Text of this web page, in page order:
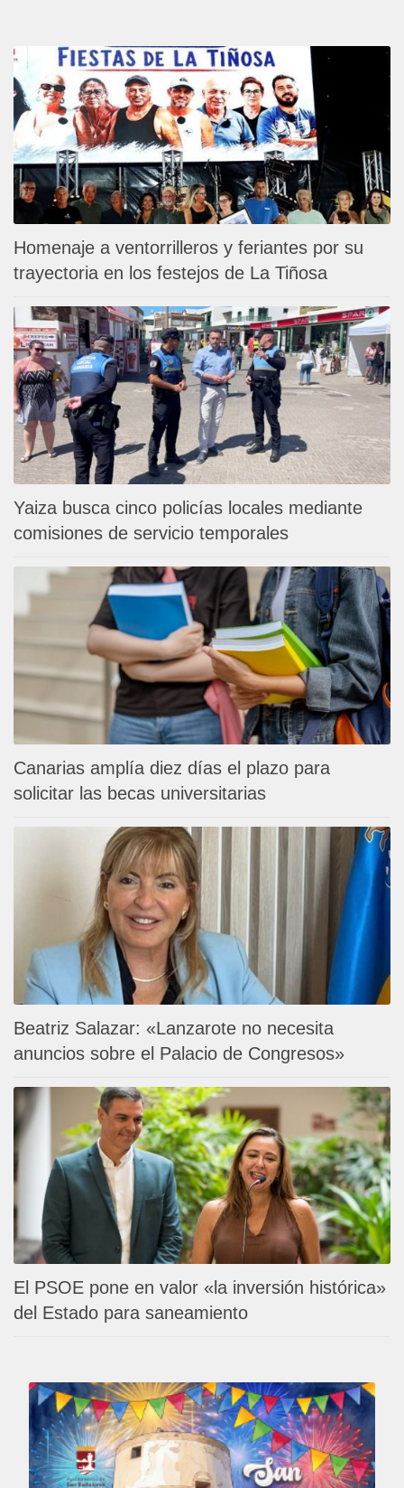
Homenaje a ventorrilleros y feriantes por su
trayectoria en los festejos de La Tiñosa
Yaiza busca cinco policías locales mediante
comisiones de servicio temporales
Canarias amplía diez días el plazo para
solicitar las becas universitarias
Beatriz Salazar: «Lanzarote no necesita
anuncios sobre el Palacio de Congresos»
El PSOE pone en valor «la inversión histórica»
del Estado para saneamiento